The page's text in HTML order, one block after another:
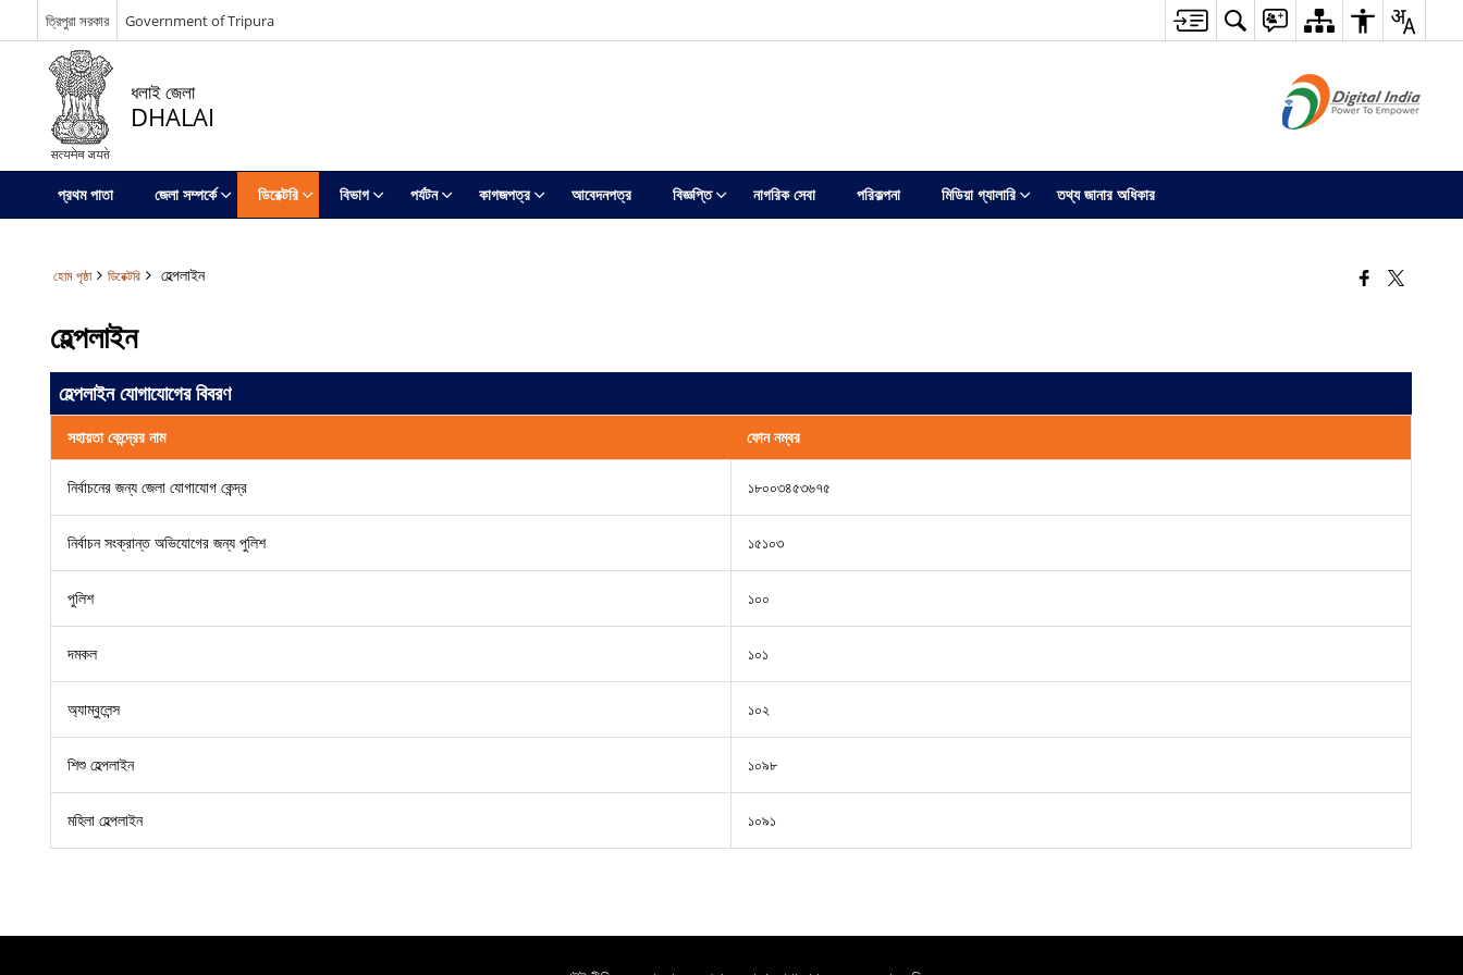
ত্রিপুরা সরকার Government of Tripura
ধলাই জেলা
DHALAI
প্রথম পাতা জেলা সম্পর্কে ডিরেক্টরি বিভাগ পর্যটন কাগজপত্র আবেদনপত্র বিজ্ঞপ্তি নাগরিক সেবা পরিকল্পনা মিডিয়া গ্যালারি তথ্য জানার অধিকার
হোম পৃষ্ঠা ডিরেক্টরি হেল্পলাইন
হেল্পলাইন
হেল্পলাইন যোগাযোগের বিবরণ
সহায়তা কেন্দ্রের নাম ফোন নম্বর
নির্বাচনের জন্য জেলা যোগাযোগ কেন্দ্র ১৮০০৩৪৫৩৬৭৫
নির্বাচন সংক্রান্ত অভিযোগের জন্য পুলিশ ১৫১০৩
পুলিশ ১০০
দমকল ১০১
অ্যাম্বুলেন্স ১০২
শিশু হেল্পলাইন ১০৯৮
মহিলা হেল্পলাইন ১০৯১